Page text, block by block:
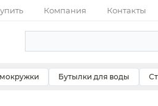
Компания Контакты
Бутылки для воды